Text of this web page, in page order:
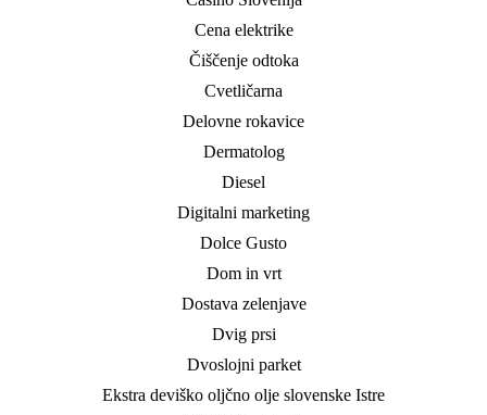
Cena elektrike
Čiščenje odtoka
Cvetličarna
Delovne rokavice
Dermatolog
Diesel
Digitalni marketing
Dolce Gusto
Dom in vrt
Dostava zelenjave
Dvig prsi
Dvoslojni parket
Ekstra deviško oljčno olje slovenske Istre